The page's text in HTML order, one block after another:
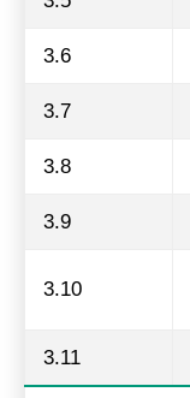
3.6
3.7
3.8
3.9
3.10
3.11